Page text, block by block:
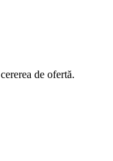
de ofertă.